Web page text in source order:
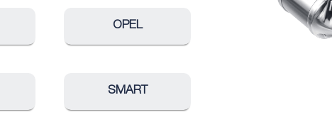
OPEL
SMART